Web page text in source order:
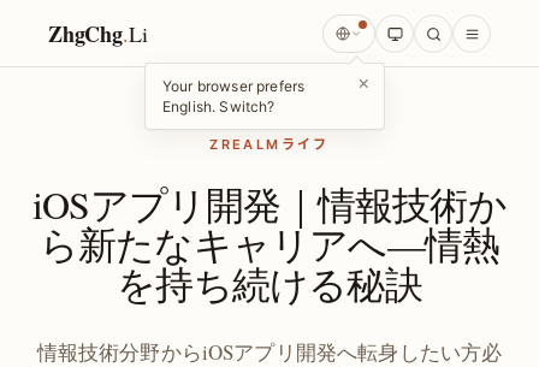
ZhgChg.Li
Your browser prefers
English. Switch?
×
ZREALMライフ
iOSアプリ開発｜情報技術か
ら新たなキャリアへ—情熱
を持ち続ける秘訣
情報技術分野からiOSアプリ開発へ転身したい方必